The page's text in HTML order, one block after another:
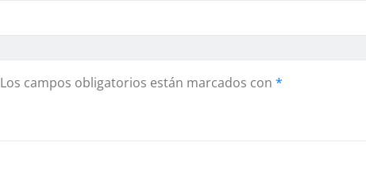
Los campos obligatorios están marcados con *